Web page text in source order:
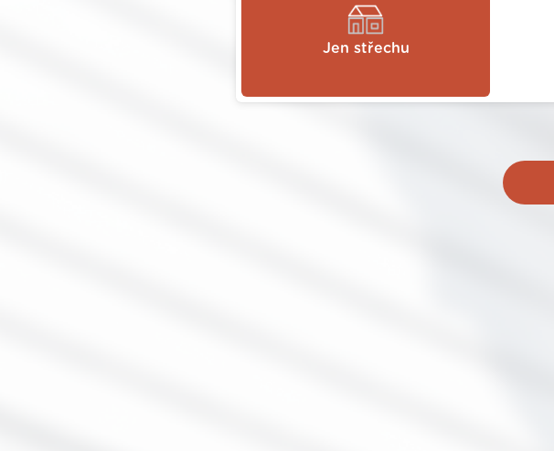
Jen střechu